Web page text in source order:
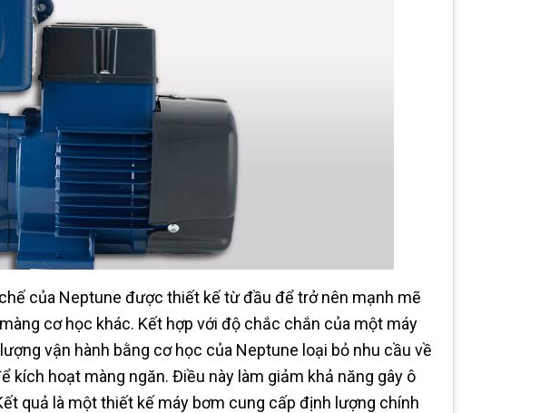
của Neptune được thiết kế từ đầu để trở nên mạnh mẽ
cơ học khác. Kết hợp với độ chắc chắn của một máy
vận hành bằng cơ học của Neptune loại bỏ nhu cầu về
kích hoạt màng ngăn. Điều này làm giảm khả năng gây ô
quả là một thiết kế máy bơm cung cấp định lượng chính